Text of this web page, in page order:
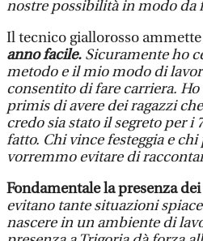
nostre possibilità in modo da
Il tecnico giallorosso
anno facile. Sicuramente ho
metodo e il mio modo di
consentito di fare carriera.
primis di avere dei ragazzi
credo sia stato il segreto per
fatto. Chi vince festeggia e
vorremmo evitare di
Fondamentale la presenza
evitano tante situazioni
nascere in un ambiente di